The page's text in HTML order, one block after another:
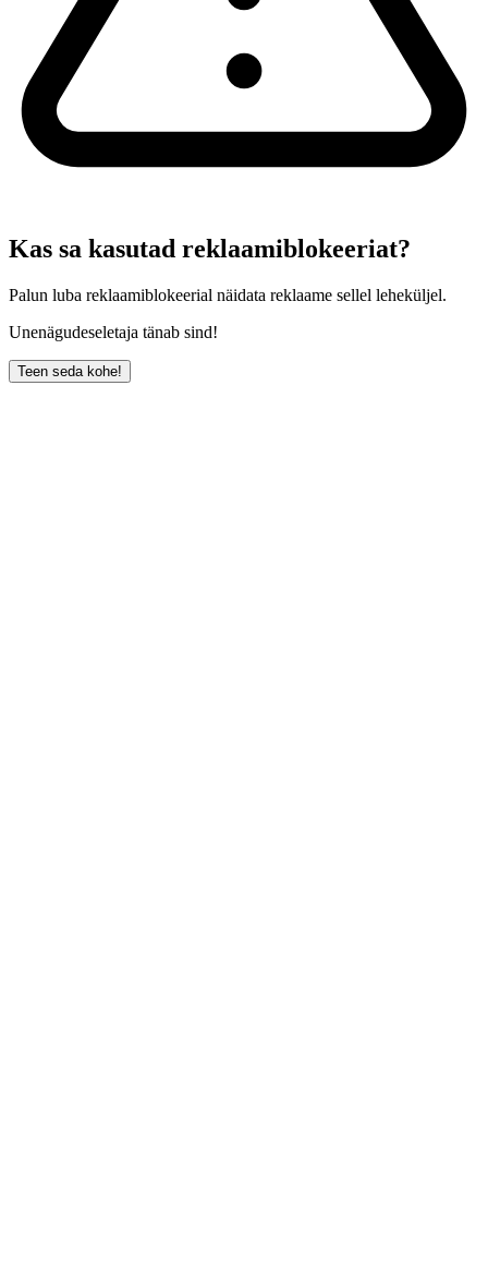
Kas sa kasutad reklaamiblokeeriat?
Palun luba reklaamiblokeerial näidata reklaame sellel leheküljel.
Unenägudeseletaja tänab sind!
Teen seda kohe!